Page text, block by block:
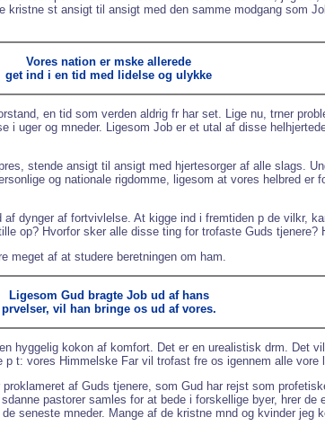
st ansigt til ansigt med den samme modgang som
Vores nation er mske allerede
get ind i en tid med lidelse og ulykke
en tid som verden aldrig fr har set. Lige nu, trner
i uger og mneder. Ligesom Job er et utal af disse
stende ansigt til ansigt med hjertesorger af alle slags.
og nationale rigdomme, ligesom at vores helbred er
dynger af fortvivlelse. At kigge ind i fremtiden p de vilkr,
op? Hvorfor sker alle disse ting for trofaste Guds tjenere?
meget af at studere beretningen om ham.
Ligesom Gud bragte Job ud af hans
prvelser, vil han bringe os ud af vores.
hyggelig kokon af komfort. Det er en urealistisk drm. Det
t: vores Himmelske Far vil trofast fre os igennem alle vore
af Guds tjenere, som Gud har rejst som
pastorer samles for at bede i forskellige byer, hrer de
seneste mneder. Mange af de kristne mnd og kvinder jeg